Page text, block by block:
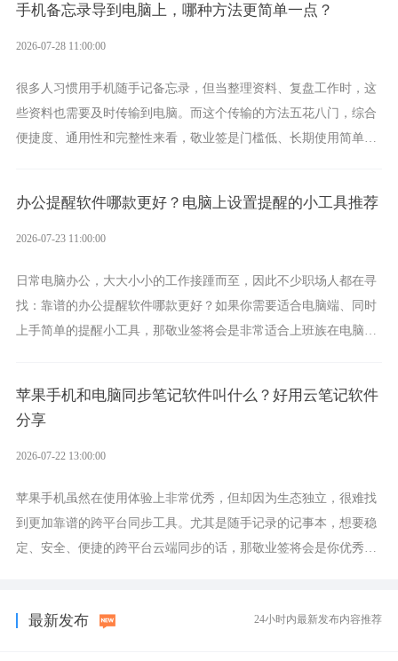
手机备忘录导到电脑上，哪种方法更简单一点？
2026-07-28 11:00:00
很多人习惯用手机随手记备忘录，但当整理资料、复盘工作时，这
些资料也需要及时传输到电脑。而这个传输的方法五花八门，综合
便捷度、通用性和完整性来看，敬业签是门槛低、长期使用简单的
办公提醒软件哪款更好？电脑上设置提醒的小工具推荐
2026-07-23 11:00:00
日常电脑办公，大大小小的工作接踵而至，因此不少职场人都在寻
找：靠谱的办公提醒软件哪款更好？如果你需要适合电脑端、同时
上手简单的提醒小工具，那敬业签将会是非常适合上班族在电脑上
苹果手机和电脑同步笔记软件叫什么？好用云笔记软件
分享
2026-07-22 13:00:00
苹果手机虽然在使用体验上非常优秀，但却因为生态独立，很难找
到更加靠谱的跨平台同步工具。尤其是随手记录的记事本，想要稳
定、安全、便捷的跨平台云端同步的话，那敬业签将会是你优秀的
最新发布 24小时内最新发布内容推荐